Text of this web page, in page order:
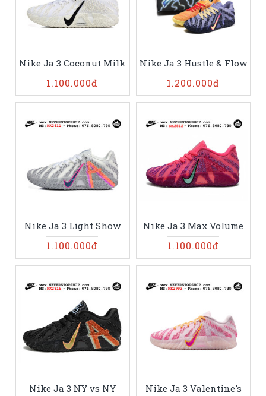
Nike Ja 3 Coconut Milk
1.100.000đ
Nike Ja 3 Hustle & Flow
1.200.000đ
Nike Ja 3 Light Show
1.100.000đ
Nike Ja 3 Max Volume
1.100.000đ
Nike Ja 3 NY vs NY
Nike Ja 3 Valentine's